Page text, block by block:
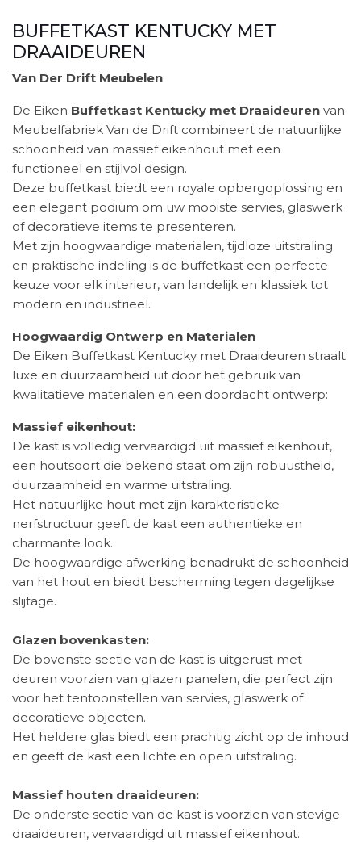
BUFFETKAST KENTUCKY MET
DRAAIDEUREN
Van Der Drift Meubelen
De Eiken Buffetkast Kentucky met Draaideuren van
Meubelfabriek Van de Drift combineert de natuurlijke
schoonheid van massief eikenhout met een
functioneel en stijlvol design.
Deze buffetkast biedt een royale opbergoplossing en
een elegant podium om uw mooiste servies, glaswerk
of decoratieve items te presenteren.
Met zijn hoogwaardige materialen, tijdloze uitstraling
en praktische indeling is de buffetkast een perfecte
keuze voor elk interieur, van landelijk en klassiek tot
modern en industrieel.
Hoogwaardig Ontwerp en Materialen
De Eiken Buffetkast Kentucky met Draaideuren straalt
luxe en duurzaamheid uit door het gebruik van
kwalitatieve materialen en een doordacht ontwerp:
Massief eikenhout:
De kast is volledig vervaardigd uit massief eikenhout,
een houtsoort die bekend staat om zijn robuustheid,
duurzaamheid en warme uitstraling.
Het natuurlijke hout met zijn karakteristieke
nerfstructuur geeft de kast een authentieke en
charmante look.
De hoogwaardige afwerking benadrukt de schoonheid
van het hout en biedt bescherming tegen dagelijkse
slijtage.
Glazen bovenkasten:
De bovenste sectie van de kast is uitgerust met
deuren voorzien van glazen panelen, die perfect zijn
voor het tentoonstellen van servies, glaswerk of
decoratieve objecten.
Het heldere glas biedt een prachtig zicht op de inhoud
en geeft de kast een lichte en open uitstraling.
Massief houten draaideuren:
De onderste sectie van de kast is voorzien van stevige
draaideuren, vervaardigd uit massief eikenhout.